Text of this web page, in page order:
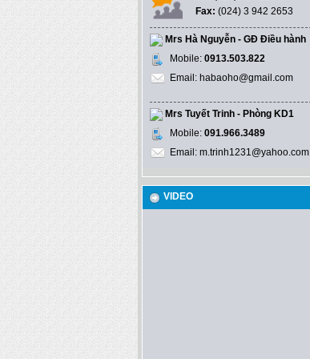
Fax: (024) 3 942 2653
Mrs Hà Nguyễn - GĐ Điều hành
Mobile: 0913.503.822
Email: habaoho@gmail.com
Mrs Tuyết Trinh - Phòng KD1
Mobile: 091.966.3489
Email: m.trinh1231@yahoo.com
VIDEO